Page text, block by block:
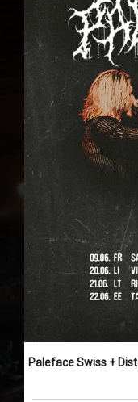
Paleface Swiss +